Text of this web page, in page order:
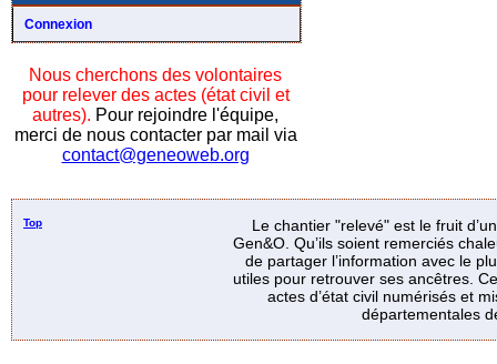
Connexion
Nous cherchons des volontaires
pour relever des actes (état civil et
autres). Pour rejoindre l'équipe,
merci de nous contacter par mail via
contact@geneoweb.org
Top
Le chantier "relevé" est le fruit
Gen&O. Qu’ils soient remerciés
de partager l’information avec le
utiles pour retrouver ses ancêtres.
actes d’état civil numérisés et
départementales